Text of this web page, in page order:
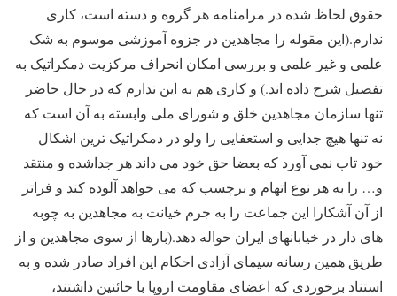
حقوق لحاظ شده در مرامنامه هر گروه و دسته است، کاری
ندارم.(این مقوله را مجاهدین در جزوه آموزشی موسوم به شک
علمی و غیر علمی و بررسی امکان انحراف مرکزیت دمکراتیک به
تفصیل شرح داده اند.) و کاری هم به این ندارم که در حال حاضر
تنها سازمان مجاهدین خلق و شورای ملی وابسته به آن است که
نه تنها هیچ جدایی و استعفایی را ولو در دمکراتیک ترین اشکال
خود تاب نمی آورد که بعضا حق خود می داند هر جداشده و منتقد
و… را به هر نوع اتهام و برچسب که می خواهد آلوده کند و فراتر
از آن آشکارا این جماعت را به جرم خیانت به مجاهدین به چوبه
های دار در خیابانهای ایران حواله دهد.(بارها از سوی مجاهدین و از
طریق همین رسانه سیمای آزادی احکام این افراد صادر شده و به
استناد برخوردی که اعضای مقاومت اروپا با خائنین داشتند،